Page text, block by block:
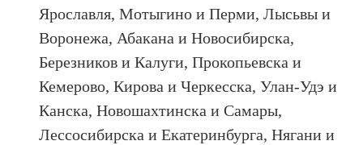
Ярославля, Мотыгино и Перми, Лысьвы и
Воронежа, Абакана и Новосибирска,
Березников и Калуги, Прокопьевска и
Кемерово, Кирова и Черкесска, Улан-Удэ и
Канска, Новошахтинска и Самары,
Лессосибирска и Екатеринбурга, Нягани и